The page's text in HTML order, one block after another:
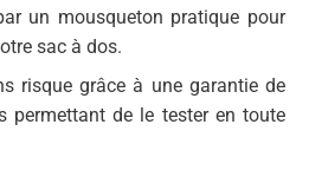
un mousqueton pratique pour
sac à dos.
risque grâce à une garantie de
permettant de le tester en toute